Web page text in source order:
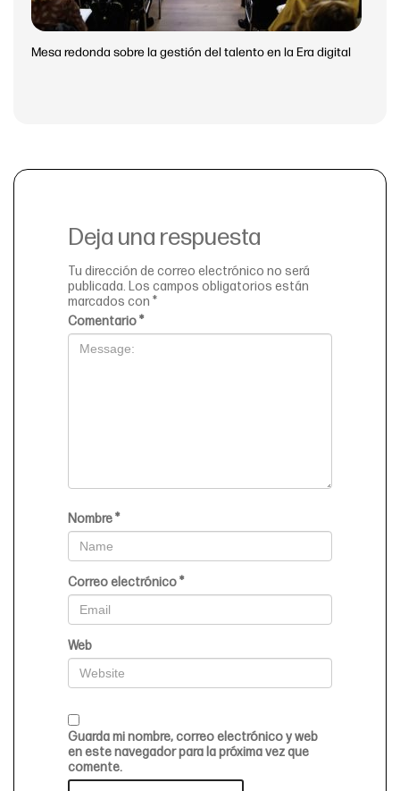
Mesa redonda sobre la gestión del talento en la Era digital
Deja una respuesta
Tu dirección de correo electrónico no será
publicada. Los campos obligatorios están
marcados con *
Comentario*
Nombre*
Correo electrónico*
Web
Guarda mi nombre, correo electrónico y web
en este navegador para la próxima vez que
comente.